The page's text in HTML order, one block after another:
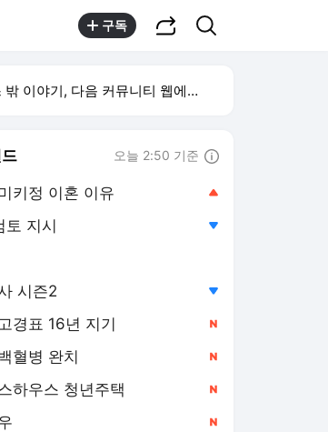
구독
이야기, 다음 커뮤니티 웹에서 보기
오늘 2:50 기준
키정 이혼 이유
토 지시
시즌2
경표 16년 지기
혈병 완치
하우스 청년주택